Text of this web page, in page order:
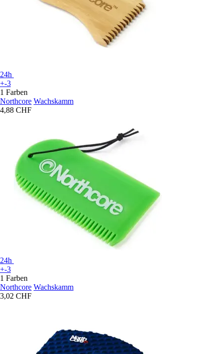
24h
+-3
1 Farben
Northcore Wachskamm
4,88 CHF
24h
+-3
1 Farben
Northcore Wachskamm
3,02 CHF